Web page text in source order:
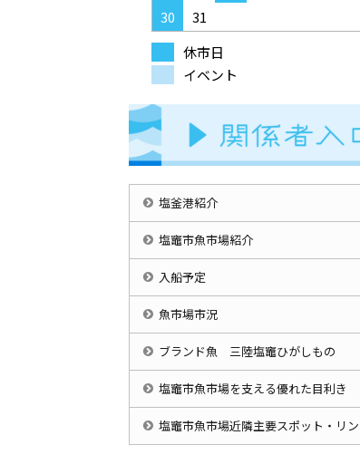
30
31
休市日
イベント
塩釜港紹介
塩竈市魚市場紹介
入船予定
魚市場市況
ブランド魚 三陸塩竈ひがしもの
塩竈市魚市場を支える優れた目利き
塩竈市魚市場近隣主要スポット・リ